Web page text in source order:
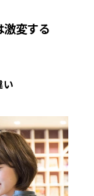
激変する
い